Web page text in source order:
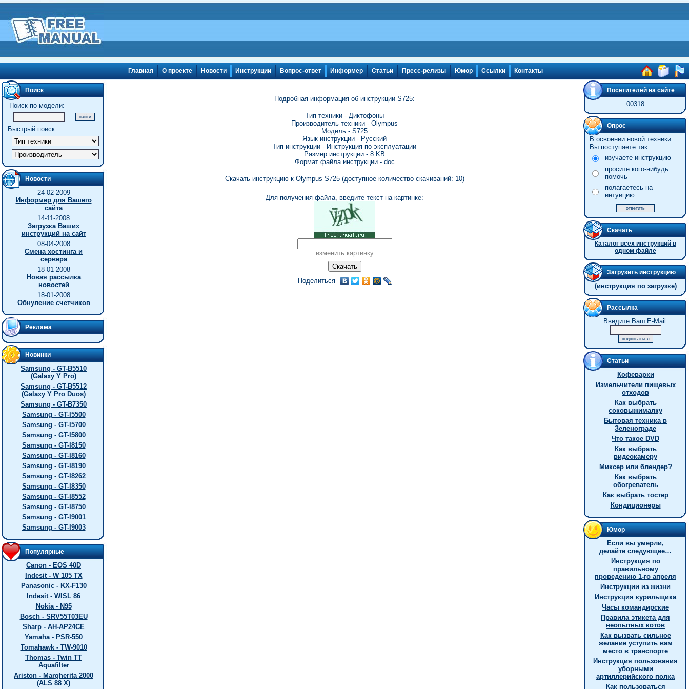
Главная О проекте Новости Инструкции Вопрос-ответ Информер Статьи Пресс-релизы Юмор Ссылки Контакты
Поиск
Поиск по модели:
Быстрый поиск:
Новости
24-02-2009
Информер для Вашего
сайта
14-11-2008
Загрузка Ваших
инструкций на сайт
08-04-2008
Смена хостинга и
сервера
18-01-2008
Новая рассылка
новостей
18-01-2008
Обнуление счетчиков
Реклама
Новинки
Samsung - GT-B5510
(Galaxy Y Pro)
Samsung - GT-B5512
(Galaxy Y Pro Duos)
Samsung - GT-B7350
Samsung - GT-I5500
Samsung - GT-I5700
Samsung - GT-I5800
Samsung - GT-I8150
Samsung - GT-I8160
Samsung - GT-I8190
Samsung - GT-I8262
Samsung - GT-I8350
Samsung - GT-I8552
Samsung - GT-I8750
Samsung - GT-I9001
Samsung - GT-I9003
Популярные
Canon - EOS 40D
Indesit - W 105 TX
Panasonic - KX-F130
Indesit - WISL 86
Nokia - N95
Bosch - SRV55T03EU
Sharp - AH-AP24CE
Yamaha - PSR-550
Tomahawk - TW-9010
Thomas - Twin TT
Aquafilter
Ariston - Margherita 2000
(ALS 88 X)
Подробная информация об инструкции S725:
Тип техники - Диктофоны
Производитель техники - Olympus
Модель - S725
Язык инструкции - Русский
Тип инструкции - Инструкция по эксплуатации
Размер инструкции - 8 KB
Формат файла инструкции - doc
Скачать инструкцию к Olympus S725 (доступное количество скачиваний: 10)
Для получения файла, введите текст на картинке:
изменить картинку
Поделиться
Посетителей на сайте
00318
Опрос
В освоении новой техники
Вы поступаете так:
изучаете инструкцию
просите кого-нибудь
помочь
полагаетесь на
интуицию
Скачать
Каталог всех инструкций в
одном файле
Загрузить инструкцию
(инструкция по загрузке)
Рассылка
Введите Ваш E-Mail:
Статьи
Кофеварки
Измельчители пищевых
отходов
Как выбрать
соковыжималку
Бытовая техника в
Зеленограде
Что такое DVD
Как выбрать
видеокамеру
Миксер или блендер?
Как выбрать
обогреватель
Как выбрать тостер
Кондиционеры
Юмор
Если вы умерли,
делайте следующее…
Инструкция по
правильному
проведению 1-го апреля
Инструкции из жизни
Инструкция курильщика
Часы командирские
Правила этикета для
неопытных котов
Как вызвать сильное
желание уступить вам
место в транспорте
Инструкция пользования
уборными
артиллерийского полка
Как пользоваться